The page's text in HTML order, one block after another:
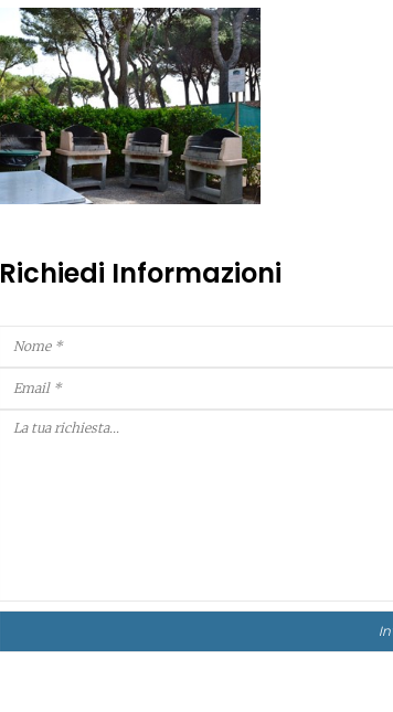
Richiedi Informazioni